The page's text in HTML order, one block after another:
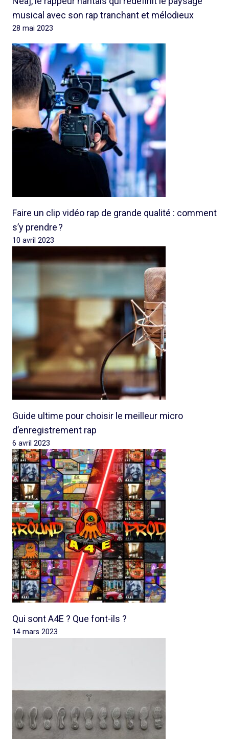
musical avec son rap tranchant et mélodieux
28 mai 2023
Faire un clip vidéo rap de grande qualité : comment
s’y prendre ?
10 avril 2023
Guide ultime pour choisir le meilleur micro
d’enregistrement rap
6 avril 2023
Qui sont A4E ? Que font-ils ?
14 mars 2023